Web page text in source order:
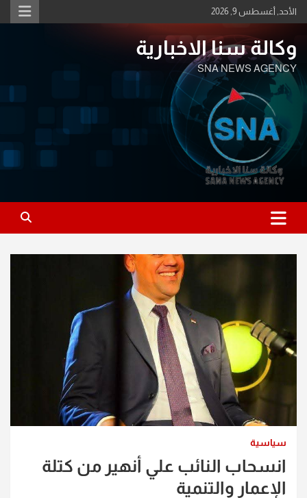
Skip
to
الأحد, أغسطس 9, 2026
وكالة سنا الاخبارية
SNA NEWS AGENCY
سياسية
انسحاب النائب علي أنهير من كتلة
الإعمار والتنمية